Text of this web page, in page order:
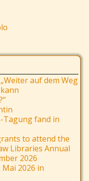
auf dem Weg
Tagung fand in
to attend the
Libraries Annual
2026
Mai 2026 in